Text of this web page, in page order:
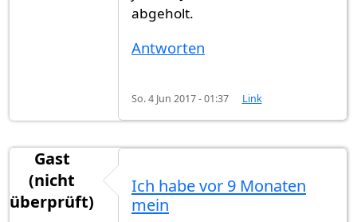
abgeholt.
Antworten
So. 4 Jun 2017 - 01:37 Link
Gast
(nicht
überprüft)
Ich habe vor 9 Monaten
mein